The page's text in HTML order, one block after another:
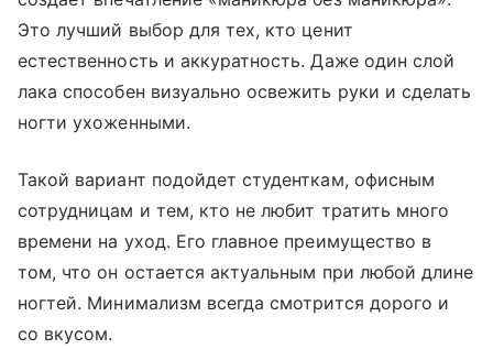
Это лучший выбор для тех, кто ценит
естественность и аккуратность. Даже один слой
лака способен визуально освежить руки и сделать
ногти ухоженными.
Такой вариант подойдет студенткам, офисным
сотрудницам и тем, кто не любит тратить много
времени на уход. Его главное преимущество в
том, что он остается актуальным при любой длине
ногтей. Минимализм всегда смотрится дорого и
со вкусом.